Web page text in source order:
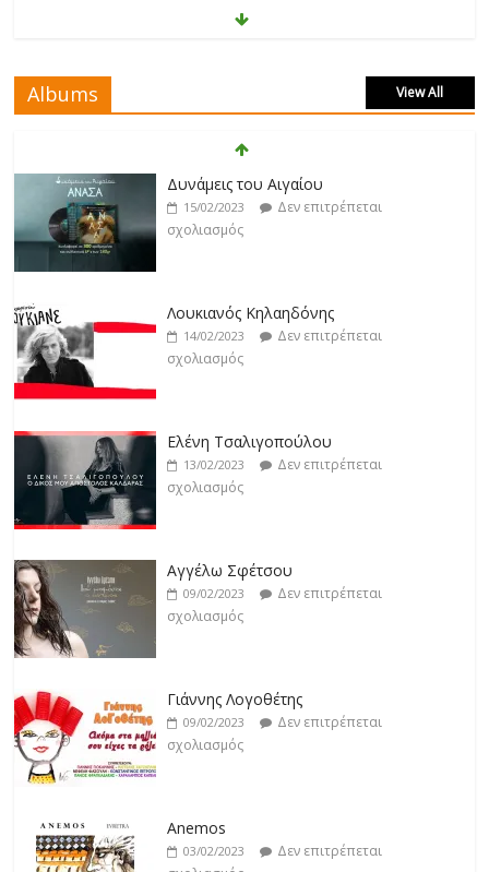
Μάριος Δαρβίρας
17/02/2023
Δεν επιτρέπεται
σχολιασμός
19/02/2023
Δεν επιτρέπεται
σχολιασμός
19/02/2023
Δεν επιτρέπεται
σχολιασμός
Albums View All
Δυνάμεις του Αιγαίου
15/02/2023
Δεν επιτρέπεται
σχολιασμός
Λουκιανός Κηλαηδόνης
14/02/2023
Δεν επιτρέπεται
σχολιασμός
Ελένη Τσαλιγοπούλου
13/02/2023
Δεν επιτρέπεται
σχολιασμός
Αγγέλω Σφέτσου
09/02/2023
Δεν επιτρέπεται
σχολιασμός
Γιάννης Λογοθέτης
09/02/2023
Δεν επιτρέπεται
σχολιασμός
Anemos
03/02/2023
Δεν επιτρέπεται